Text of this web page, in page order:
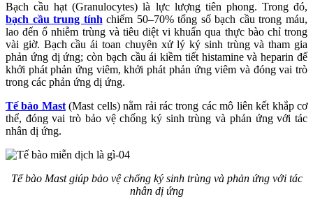
Bạch cầu hạt (Granulocytes) là lực lượng tiên phong. Trong đó,
bạch cầu trung tính chiếm 50–70% tổng số bạch cầu trong máu,
lao đến ổ nhiễm trùng và tiêu diệt vi khuẩn qua thực bào chỉ trong
vài giờ. Bạch cầu ái toan chuyên xử lý ký sinh trùng và tham gia
phản ứng dị ứng; còn bạch cầu ái kiềm tiết histamine và heparin để
khởi phát phản ứng viêm, khởi phát phản ứng viêm và đóng vai trò
trong các phản ứng dị ứng.
Tế bào Mast(Mast cells) nằm rải rác trong các mô liên kết khắp cơ
thể, đóng vai trò bảo vệ chống ký sinh trùng và phản ứng với tác
nhân dị ứng.
Tế bào Mast giúp bảo vệ chống ký sinh trùng và phản ứng với tác
nhân dị ứng